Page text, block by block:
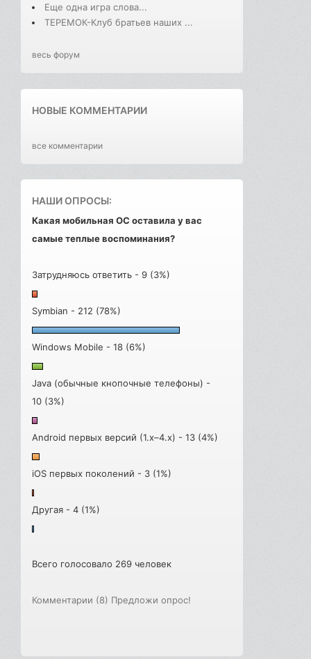
Еще одна игра слова...
ТЕРЕМОК-Клуб братьев наших ...
весь форум
НОВЫЕ КОММЕНТАРИИ
все комментарии
НАШИ ОПРОСЫ:
Какая мобильная ОС оставила у вас
самые теплые воспоминания?
Затрудняюсь ответить - 9 (3%)
Symbian - 212 (78%)
Windows Mobile - 18 (6%)
Java (обычные кнопочные телефоны) -
10 (3%)
Android первых версий (1.x–4.x) - 13 (4%)
iOS первых поколений - 3 (1%)
Другая - 4 (1%)
Всего голосовало 269 человек
Комментарии (8) Предложи опрос!